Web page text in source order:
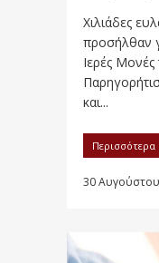
Χιλιάδες
προσήλθαν
Ιερές Μονές
και...
Περισσότερα
30